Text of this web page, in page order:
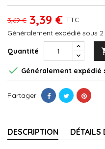
3,69 € 3,39 € TTC
Généralement expédié sous
Quantité
 Généralement expédié
Partager
DESCRIPTION DÉTAILS